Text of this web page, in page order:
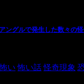
ングルで発生した数々の
怖い 怖い話 怪奇現象